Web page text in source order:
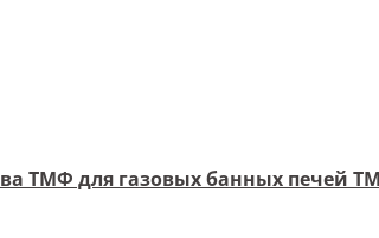
ТМФ для газовых банных печей